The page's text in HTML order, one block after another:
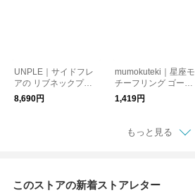
UNPLE｜サイドフレ
アの リブネックプル
オーバー
8,690円
mumokuteki｜星座モ
チーフリング ゴール
ド
1,419円
もっと見る
このストアの新着ストアレター